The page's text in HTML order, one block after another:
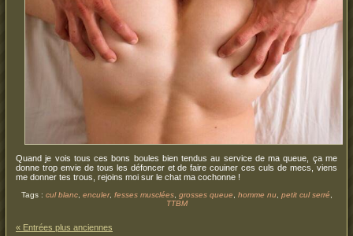
Quand je vois tous ces bons boules bien tendus au service de ma queue, ça me
donne trop envie de tous les défoncer et de faire couiner ces culs de mecs, viens
me donner tes trous, rejoins moi sur le chat ma cochonne !
Tags : cul blanc, enculer, fesses musclées, grosses queue homme nu, petit cul serré
TTBM
« Entrées plus anciennes